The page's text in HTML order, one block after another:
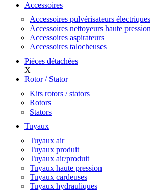
Accessoires
Accessoires pulvérisateurs électriques
Accessoires nettoyeurs haute pression
Accessoires aspirateurs
Accessoires talocheuses
Pièces détachées
X
Rotor / Stator
Kits rotors / stators
Rotors
Stators
Tuyaux
Tuyaux air
Tuyaux produit
Tuyaux air/produit
Tuyaux haute pression
Tuyaux cardeuses
Tuyaux hydrauliques